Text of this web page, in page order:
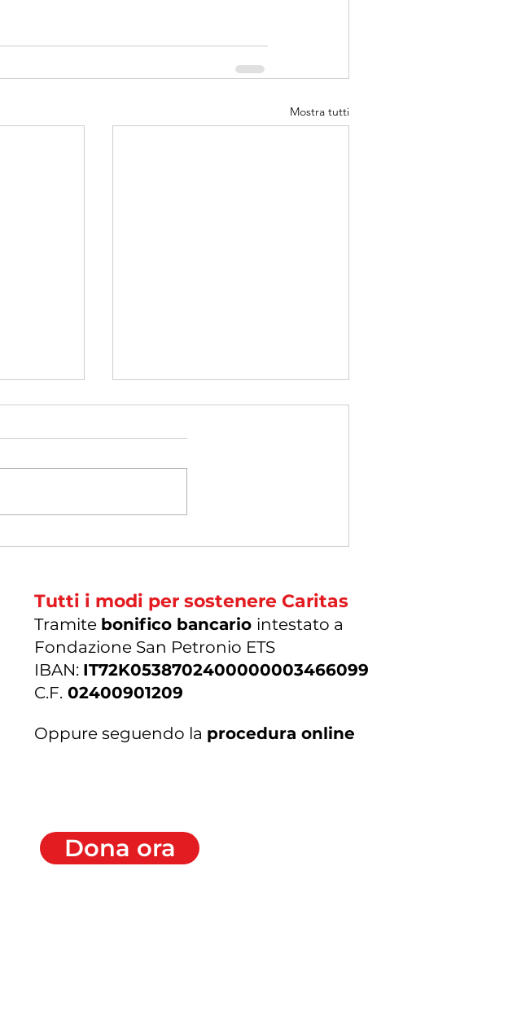
Mostra tutti
Tutti i modi per sostenere Caritas
Tramite bonifico bancario intestato a
Fondazione San Petronio ETS
IBAN: IT72K0538702400000003466099
C.F. 02400901209
Oppure seguendo la procedura online
Dona ora